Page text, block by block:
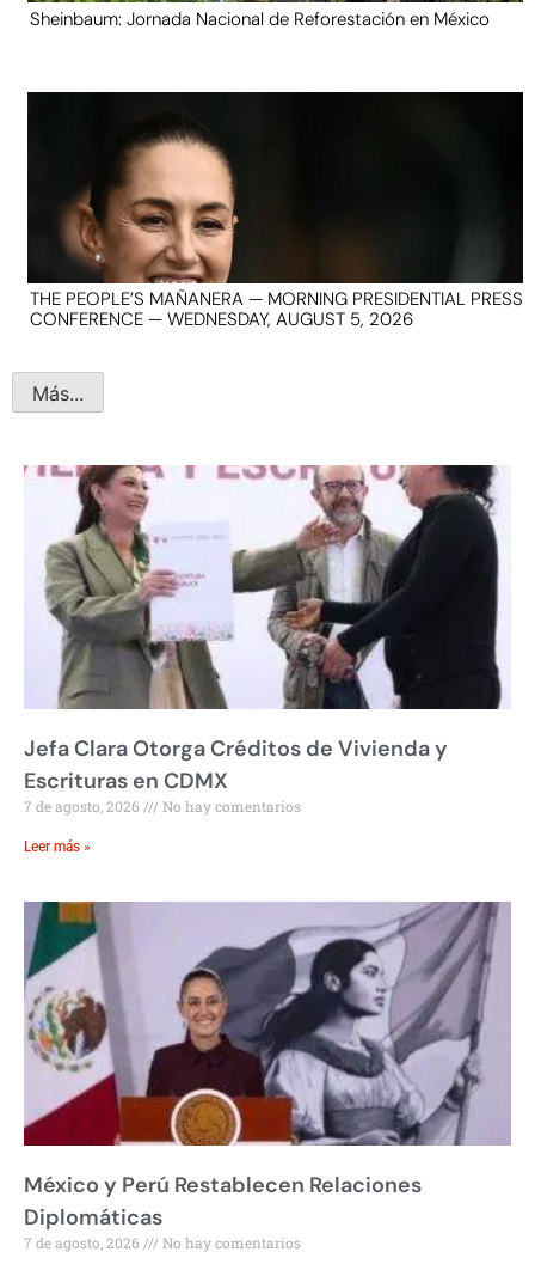
Sheinbaum: Jornada Nacional de Reforestación en México
THE PEOPLE’S MAÑANERA — MORNING PRESIDENTIAL PRESS
CONFERENCE — WEDNESDAY, AUGUST 5, 2026
Más...
Jefa Clara Otorga Créditos de Vivienda y
Escrituras en CDMX
7 de agosto, 2026 No hay comentarios
Leer más »
México y Perú Restablecen Relaciones
Diplomáticas
7 de agosto, 2026 No hay comentarios